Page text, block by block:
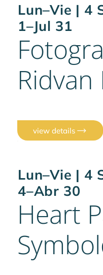
Lun–Vie | 4
1–Jul 31
Ridvan
view details
Lun–Vie | 4
4–Abr 30
Heart